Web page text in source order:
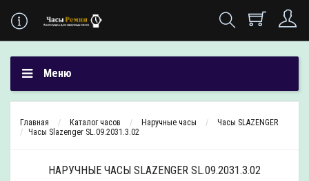
Меню
Главная Каталог часов Наручные часы
Часы SLAZENGER
Часы Slazenger SL.09.2031.3.02
НАРУЧНЫЕ ЧАСЫ SLAZENGER SL.09.2031.3.02